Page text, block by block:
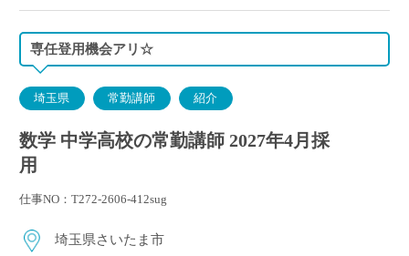
専任登用機会アリ☆
埼玉県 常勤講師 紹介
数学 中学高校の常勤講師 2027年4月採
用
仕事NO：T272-2606-412sug
埼玉県さいたま市